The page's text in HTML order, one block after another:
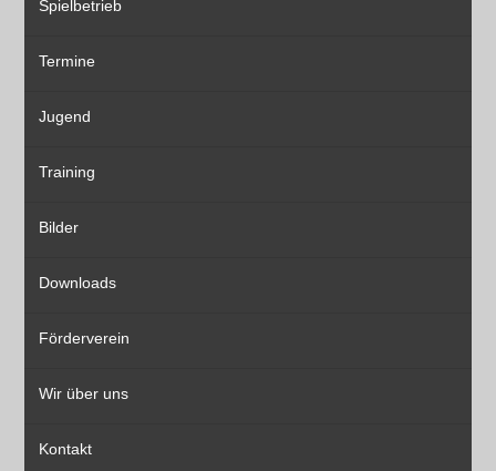
Spielbetrieb
Termine
Jugend
Training
Bilder
Downloads
Förderverein
Wir über uns
Kontakt